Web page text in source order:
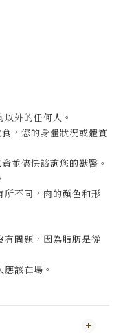
外的任何人。
，您的身體狀況或體質
並儘快諮詢您的獸醫。
不同，肉的顏色和形
問題，因為脂肪是從
該在場。